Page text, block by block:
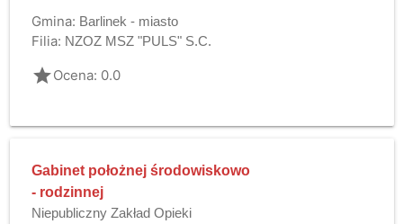
Gmina: Barlinek - miasto
Filia: NZOZ MSZ "PULS" S.C.
gradeOcena: 0.0
Gabinet położnej środowiskowo
- rodzinnej
Niepubliczny Zakład Opieki